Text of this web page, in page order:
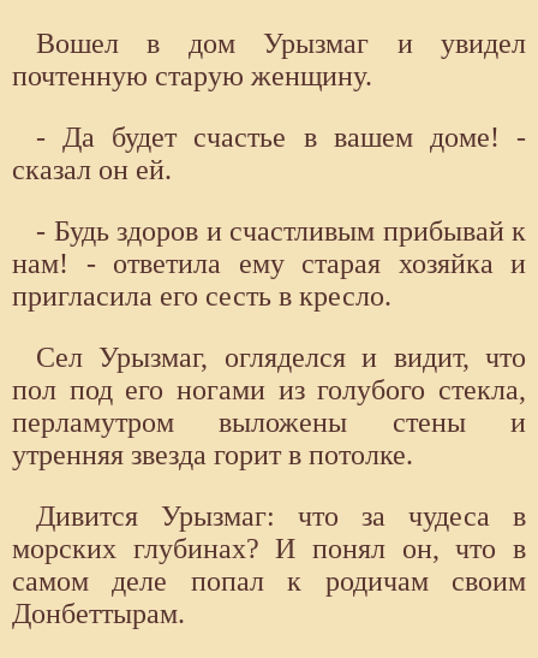
Вошел в дом Урызмаг и увидел
почтенную старую женщину.
- Да будет счастье в вашем доме! -
сказал он ей.
- Будь здоров и счастливым прибывай к
нам! - ответила ему старая хозяйка и
пригласила его сесть в кресло.
Сел Урызмаг, огляделся и видит, что
пол под его ногами из голубого стекла,
перламутром выложены стены и
утренняя звезда горит в потолке.
Дивится Урызмаг: что за чудеса в
морских глубинах? И понял он, что в
самом деле попал к родичам своим
Донбеттырам.